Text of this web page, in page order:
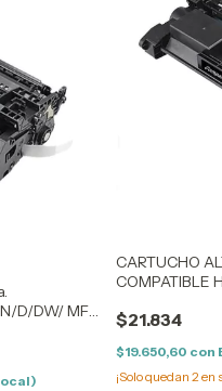
D/DW/ MFP
CARTUCHO
COMPATIBLE
$21.834
$19.650,60 con
¡Solo quedan 2en